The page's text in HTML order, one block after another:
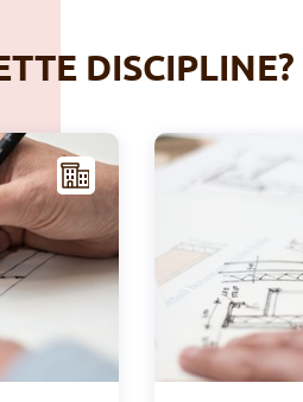
DISCIPLINE?
NFR
AST
RUC